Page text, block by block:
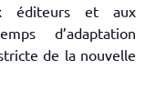
éditeurs et aux
d’adaptation
de la nouvelle